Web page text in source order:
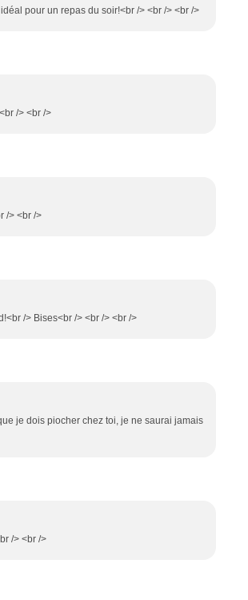
pour un repas du soir!<br /> <br /> <br />
/> <br />
/> <br />
/> Bises<br /> <br /> <br />
je dois piocher chez toi, je ne saurai jamais
/> <br />